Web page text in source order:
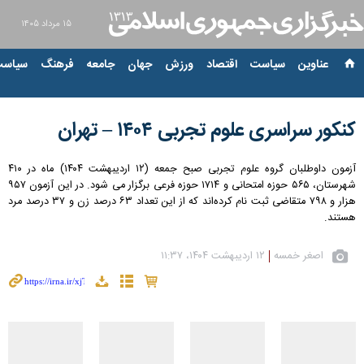
۱۵ مرداد ۱۴۰۵
عناوین‌ سیاست اقتصاد ورزش جهان جامعه فرهنگ
کنکور سراسری علوم تجربی ۱۴۰۴ – تهران
آزمون داوطلبان گروه علوم تجربی صبح جمعه (۱۲ اردیبهشت ۱۴۰۴) ماه در ۴۱۰
شهرستان، ۵۶۵ حوزه امتحانی و ۱۷۱۴ حوزه فرعی برگزار می شود. در این آزمون ۹۵۷
هزار و ۷۹۸ متقاضی ثبت نام کرده‌اند که از این تعداد ۶۳ درصد زن و ۳۷ درصد مرد
هستند.
اصغر خمسه ۱۲ اردیبهشت ۱۴۰۴، ۱۱:۳۷